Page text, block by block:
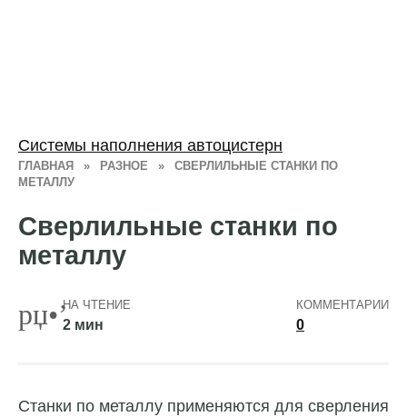
ГЛАВНАЯ » РАЗНОЕ »
СВЕРЛИЛЬНЫЕ СТАНКИ ПО
МЕТАЛЛУ
Сверлильные станки по
металлу
НА ЧТЕНИЕ
2 мин
КОММЕНТАРИИ
0
Станки по металлу применяются для сверления
Системы наполнения автоцистерн